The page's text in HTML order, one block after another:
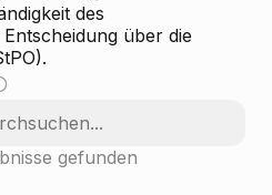
des
über die
gefunden